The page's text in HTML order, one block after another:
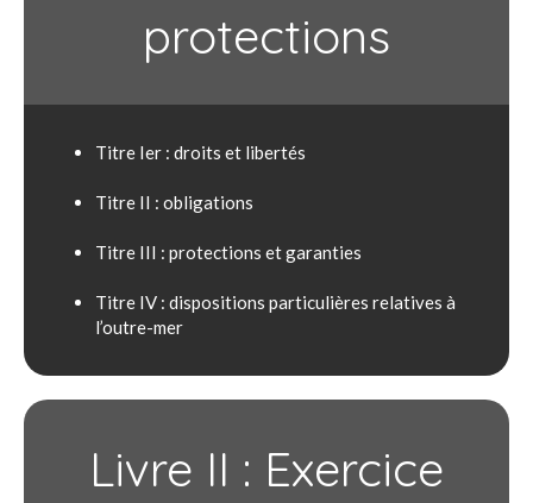
protections
Titre Ier : droits et libertés
Titre II : obligations
Titre III : protections et garanties
Titre IV : dispositions particulières relatives à
l’outre-mer
Livre II : Exercice